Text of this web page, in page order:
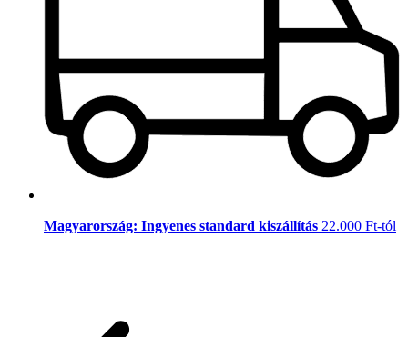
Magyarország: Ingyenes standard kiszállítás 22.000 Ft-tól